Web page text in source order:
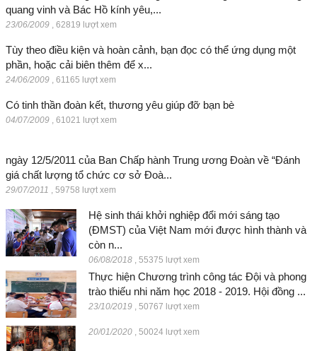
quang vinh và Bác Hồ kính yêu,...
23/06/2009 62819 lượt xem
Tùy theo điều kiện và hoàn cảnh, bạn đọc có thể ứng dụng một
phần, hoặc cải biên thêm để x...
24/06/2009 61165 lượt xem
Có tinh thần đoàn kết, thương yêu giúp đỡ bạn bè
04/07/2009 61021 lượt xem
ngày 12/5/2011 của Ban Chấp hành Trung ương Đoàn về “Đánh
giá chất lượng tổ chức cơ sở Đoà...
29/07/2011 59758 lượt xem
Hệ sinh thái khởi nghiệp đổi mới sáng tạo
(ĐMST) của Việt Nam mới được hình thành và
còn n...
06/08/2018 55375 lượt xem
Thực hiện Chương trình công tác Đội và phong
trào thiếu nhi năm học 2018 - 2019. Hội đồng ...
23/10/2019 50767 lượt xem
20/01/2020 50024 lượt xem